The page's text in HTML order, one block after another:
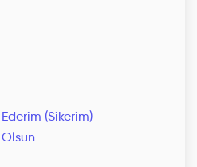
(Sikerim)
Olsun